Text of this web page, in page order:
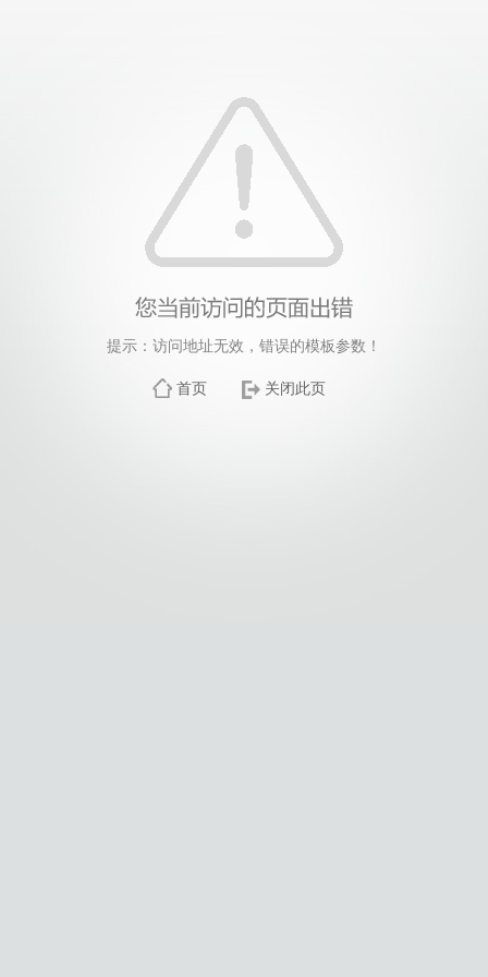
提示：访问地址无效，错误的模板参数！
首页 关闭此页